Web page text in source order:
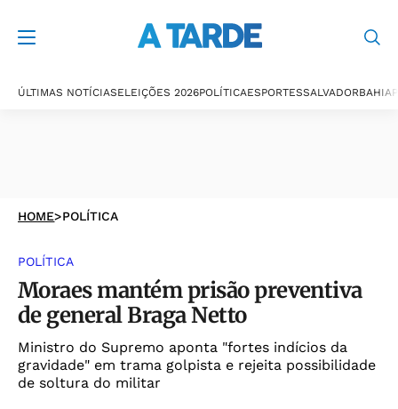
ÚLTIMAS NOTÍCIASELEIÇÕES 2026POLÍTICAESPORTESSALVADORBAHIA
HOME>POLÍTICA
POLÍTICA
Moraes mantém prisão preventiva
de general Braga Netto
Ministro do Supremo aponta "fortes indícios da
gravidade" em trama golpista e rejeita possibilidade
de soltura do militar